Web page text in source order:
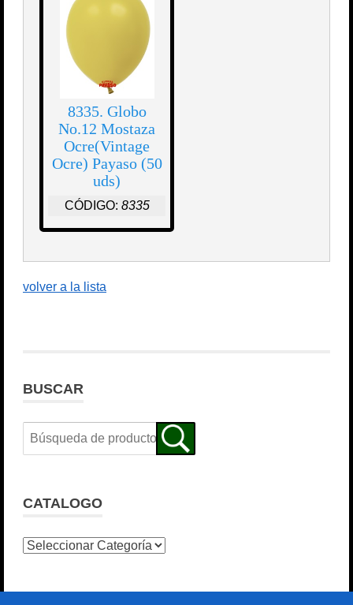
8335. Globo
No.12 Mostaza
Ocre(Vintage
Ocre) Payaso (50
uds)
CÓDIGO: 8335
volver a la lista
BUSCAR
CATALOGO